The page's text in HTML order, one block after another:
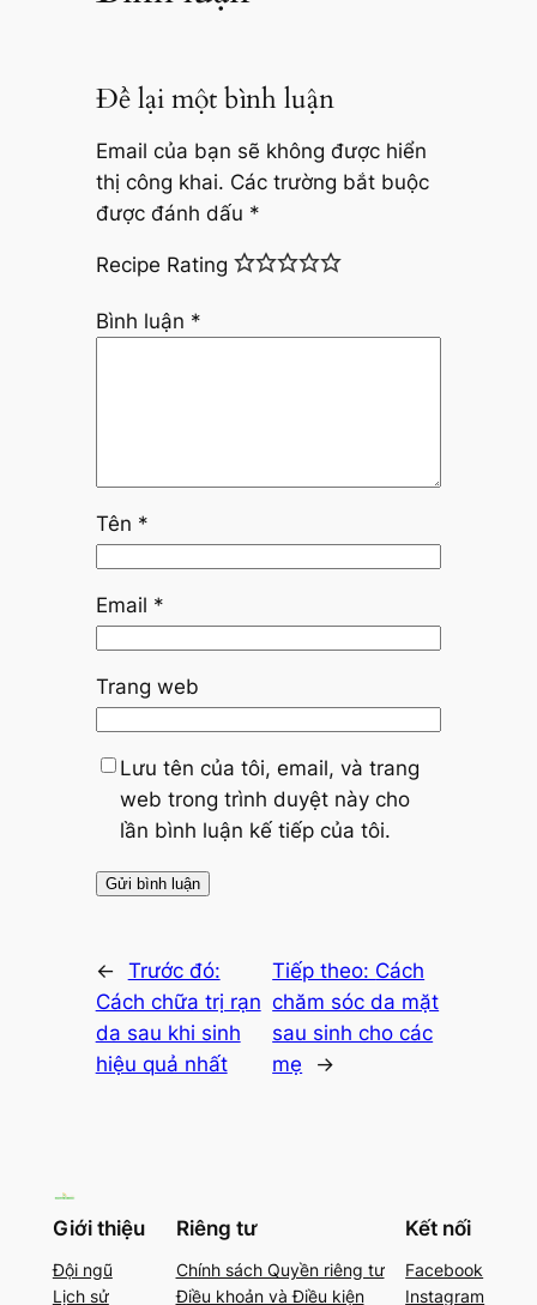
Để lại một bình luận
Email của bạn sẽ không được hiển
thị công khai. Các trường bắt buộc
được đánh dấu *
Recipe Rating
Bình luận *
Tên *
Email *
Trang web
Lưu tên của tôi, email, và trang
web trong trình duyệt này cho
lần bình luận kế tiếp của tôi.
← Trước đó:
Cách chữa trị rạn
da sau khi sinh
hiệu quả nhất
Tiếp theo: Cách
chăm sóc da mặt
sau sinh cho các
mẹ
→
Giới thiệu
Đội ngũ
Lịch sử
Riêng tư
Chính sách Quyền riêng tư
Điều khoản và Điều kiện
Kết nối
Facebook
Instagram